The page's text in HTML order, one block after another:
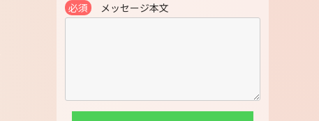
必須 メッセージ本文